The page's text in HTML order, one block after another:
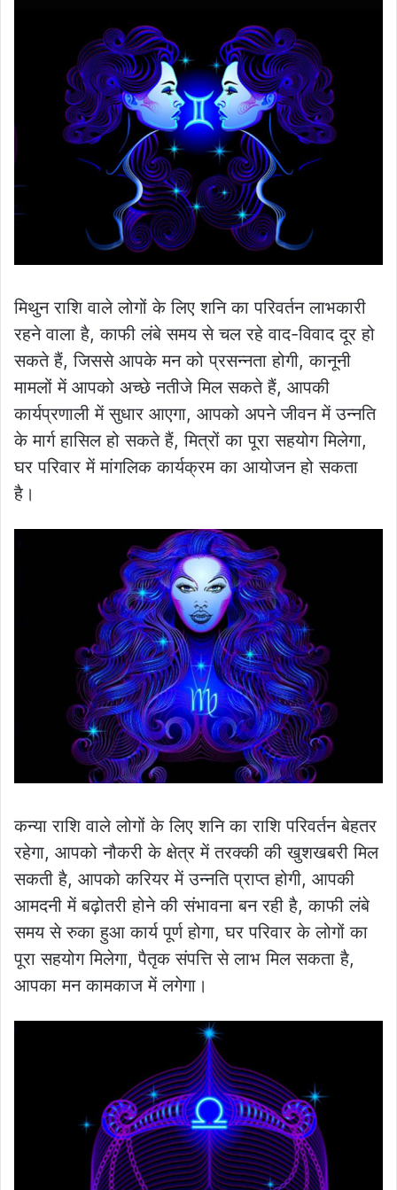
मिथुन राशि वाले लोगों के लिए शनि का परिवर्तन लाभकारी
रहने वाला है, काफी लंबे समय से चल रहे वाद-विवाद दूर हो
सकते हैं, जिससे आपके मन को प्रसन्नता होगी, कानूनी
मामलों में आपको अच्छे नतीजे मिल सकते हैं, आपकी
कार्यप्रणाली में सुधार आएगा, आपको अपने जीवन में उन्नति
के मार्ग हासिल हो सकते हैं, मित्रों का पूरा सहयोग मिलेगा,
घर परिवार में मांगलिक कार्यक्रम का आयोजन हो सकता
है।
कन्या राशि वाले लोगों के लिए शनि का राशि परिवर्तन बेहतर
रहेगा, आपको नौकरी के क्षेत्र में तरक्की की खुशखबरी मिल
सकती है, आपको करियर में उन्नति प्राप्त होगी, आपकी
आमदनी में बढ़ोतरी होने की संभावना बन रही है, काफी लंबे
समय से रुका हुआ कार्य पूर्ण होगा, घर परिवार के लोगों का
पूरा सहयोग मिलेगा, पैतृक संपत्ति से लाभ मिल सकता है,
आपका मन कामकाज में लगेगा।